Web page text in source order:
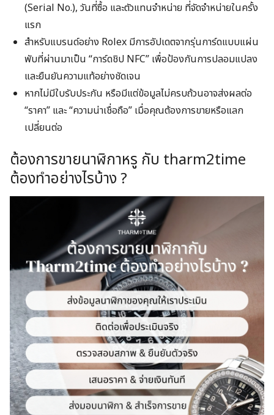
Search
for:
(Serial No.), วันที่ซื้อ และตัวแทนจำหน่าย ที่จัดจำหน่ายในครั้ง
แรก
สำหรับแบรนด์อย่าง Rolex มีการอัปเดตจากรุ่นการ์ดแบบแผ่น
พับที่ผ่านมาเป็น “การ์ดชิป NFC” เพื่อป้องกันการปลอมแปลง
และยืนยันความแท้อย่างชัดเจน
หากไม่มีใบรับประกัน หรือมีแต่ข้อมูลไม่ครบถ้วนอาจส่งผลต่อ
“ราคา” และ “ความน่าเชื่อถือ” เมื่อคุณต้องการขายหรือแลก
เปลี่ยนต่อ
ต้องการขายนาฬิกาหรู กับ tharm2time
ต้องทำอย่างไรบ้าง ?